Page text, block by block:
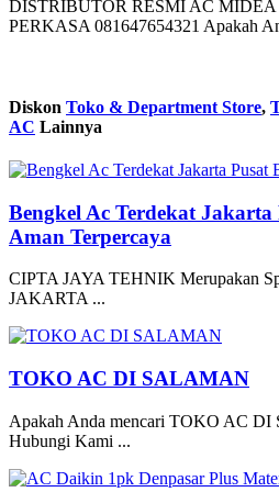
DISTRIBUTOR RESMI AC
PERKASA 081647654321 Apakah
Diskon Toko & Department Store,
AC Lainnya
Bengkel Ac Terdekat Jakarta
Aman Terpercaya
CIPTA JAYA TEHNIK Merupakan
JAKARTA ...
TOKO AC DI SALAMAN
Apakah Anda mencari TOKO AC
Hubungi Kami ...